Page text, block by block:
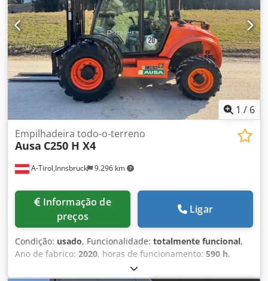
1 / 6
A-Tirol,Innsbruck 9.296 km
Empilhadeira todo-o-terreno
Ausa C250 H X4
preços
Ligar
Condição: usado, Funcionalidade: totalmente funcional,
Ano de fabrico: 2020, horas de funcionamento: 590 h,
2.500 kg, altura de elevação: